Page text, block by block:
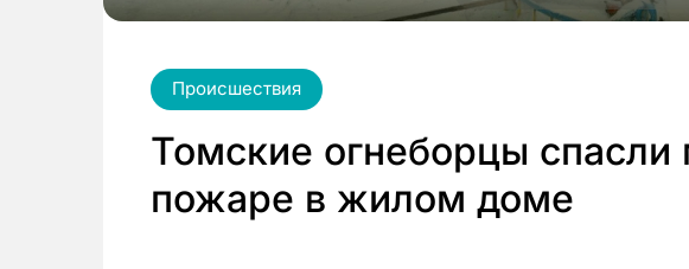
Происшествия
Томские огнеборцы
пожаре в жилом доме